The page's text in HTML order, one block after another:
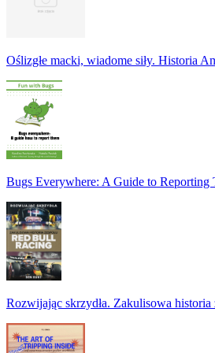
Oślizgłe macki, wiadome siły. Historia
Bugs Everywhere: A Guide to Reporting
Rozwijając skrzydła. Zakulisowa historia